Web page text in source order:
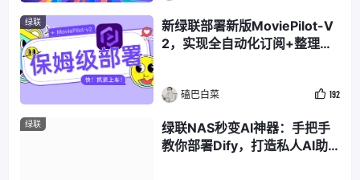
绿联
新绿联部署新版MoviePilot-V
2，实现全自动化订阅+整理
磕巴白菜 192
绿联
绿联NAS秒变AI神器：手把手
教你部署Dify，打造私人AI助